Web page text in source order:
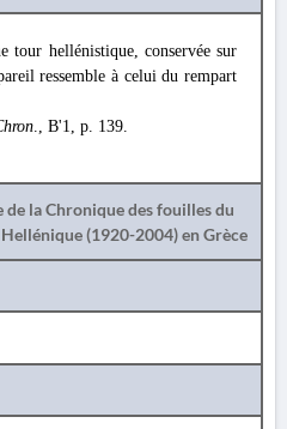
tour hellénistique, conservée sur
ressemble à celui du rempart
., Β'1, p. 139.
la Chronique des fouilles du
(1920-2004) en Grèce